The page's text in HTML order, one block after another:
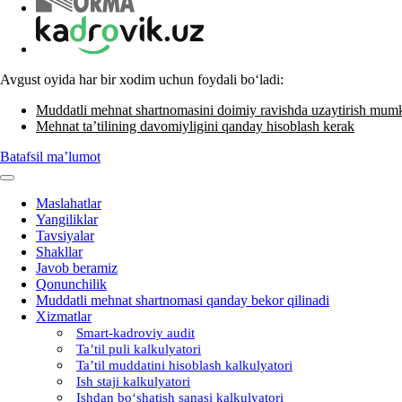
Avgust oyida har bir хodim uchun foydali boʻladi:
Muddatli mehnat shartnomasini doimiy ravishda uzaytirish
Mehnat ta’tilining davomiyligini qanday hisoblash kerak
Batafsil ma’lumot
Maslahatlar
Yangiliklar
Tavsiyalar
Shakllar
Javob beramiz
Qonunchilik
Muddatli mehnat shartnomasi qanday bekor qilinadi
Xizmatlar
Smart-kadroviy audit
Ta’til puli kalkulyatori
Ta’til muddatini hisoblash kalkulyatori
Ish staji kalkulyatori
Ishdan boʻshatish sanasi kalkulyatori